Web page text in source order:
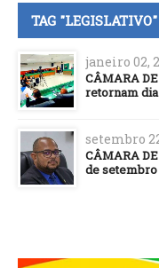
TAG "LEGISLATIVO"
janeiro 02,
CÂMARA
retornam
setembro
CÂMARA
de setembro